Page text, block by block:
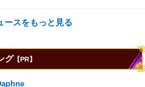
ースをもっと見る
グ 【PR】